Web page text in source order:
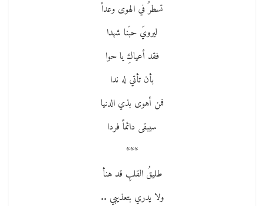
تسطرُ في الهوى وعداً
ليرويَ حبَنا شهدا
فقد أعياكِ يا حوا
بأن تأتي له ندا
فمن أهوى بذي الدنيا
سيبقى دائماً فردا
***
طليقُ القلبِ قد هنأ
ولا يدري بتعذيبي ..